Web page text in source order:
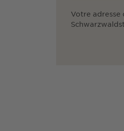
Votre adresse